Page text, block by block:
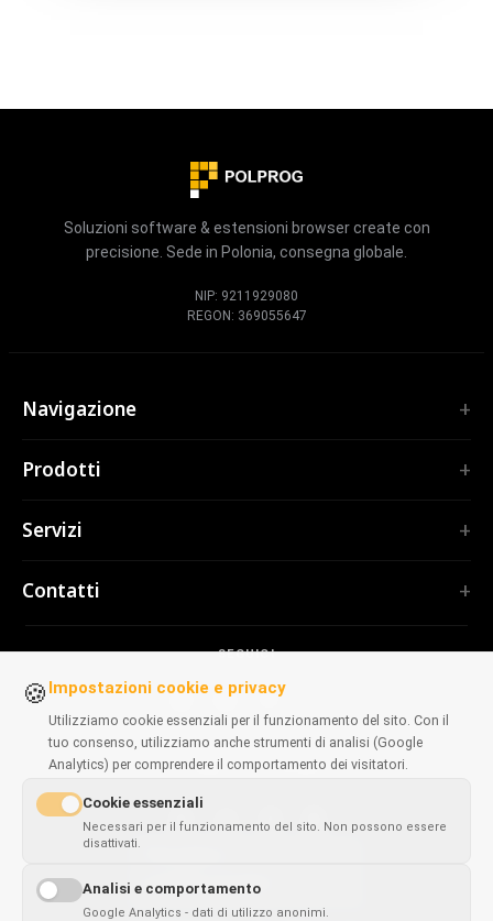
Soluzioni software & estensioni browser create con
precisione. Sede in Polonia, consegna globale.
NIP: 9211929080
REGON: 369055647
SEGUICI
DISPONIBILI SUI BROWSER
Navigazione
Servizi
Strumenti IA
Frontend
Strumenti di sviluppo
Tutti gli articoli →
Prodotti
TubePilot
Tutte le estensioni →
CodeMap
ReleaseBoard
Tutti gli strumenti →
SITI WEB
CosmoLapse
GuitarAtlas
Tutti i siti web →
Servizi
Applicazioni web
Consulenza IT
Portfolio storico
Contatti
available inEnglish
🍪 Impostazioni cookie e privacy
Utilizziamo cookie essenziali per il funzionamento del sito. Con il
tuo consenso, utilizziamo anche strumenti di analisi (Google
Analytics) per comprendere il comportamento dei visitatori.
Cookie essenziali
Necessari per il funzionamento del sito. Non possono essere
disattivati.
Analisi e comportamento
Google Analytics - dati di utilizzo anonimi.